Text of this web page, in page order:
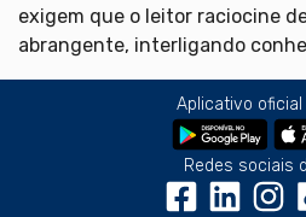
exigem que o leitor raciocine
abrangente, interligando
Aplicativo oficial
Redes sociais